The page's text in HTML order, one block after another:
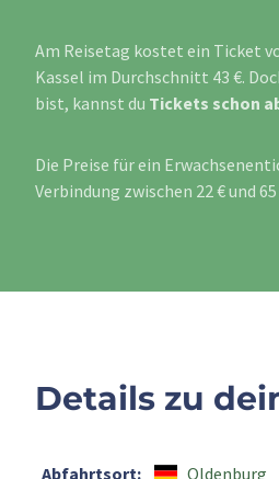
Am Reisetag kostet ein Ticket
Kassel im Durchschnitt 43 €.
bist, kannst du Tickets schon
Die Preise für ein
Verbindung zwischen 22 € und 65
Details zu
Abfahrtsort:
Oldenburg